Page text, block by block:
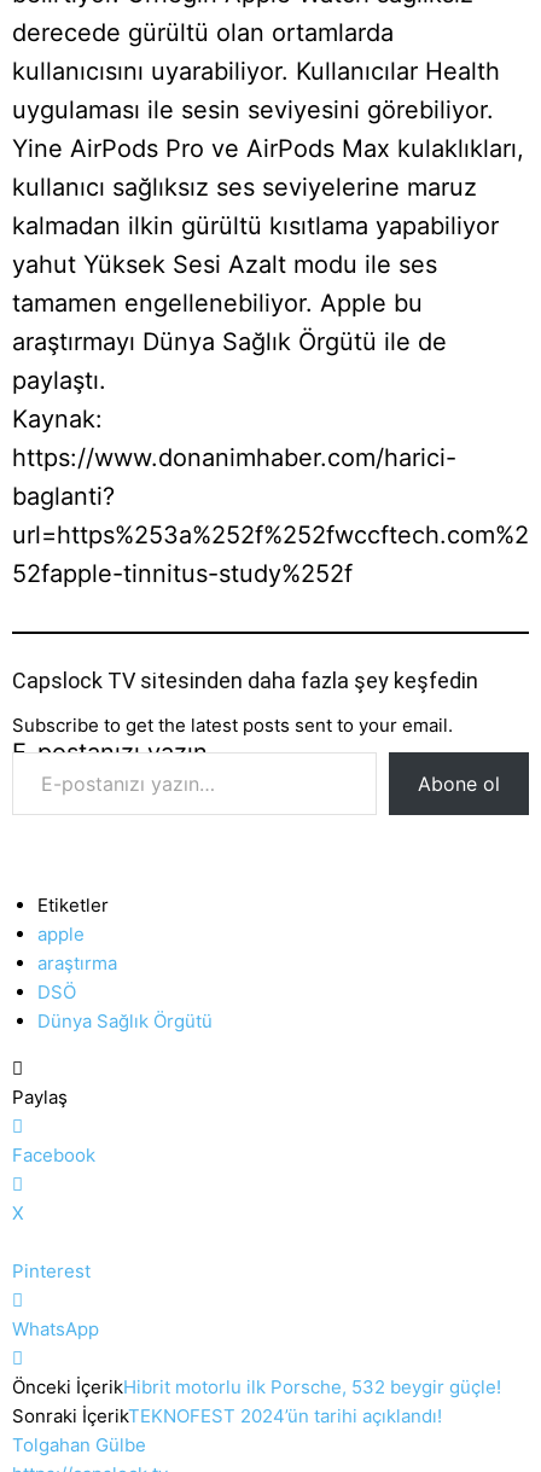
derecede gürültü olan ortamlarda
kullanıcısını uyarabiliyor. Kullanıcılar Health
uygulaması ile sesin seviyesini görebiliyor.
Yine AirPods Pro ve AirPods Max kulaklıkları,
kullanıcı sağlıksız ses seviyelerine maruz
kalmadan ilkin gürültü kısıtlama yapabiliyor
yahut Yüksek Sesi Azalt modu ile ses
tamamen engellenebiliyor. Apple bu
araştırmayı Dünya Sağlık Örgütü ile de
paylaştı.
Kaynak:
https://www.donanimhaber.com/harici-
baglanti?
url=https%253a%252f%252fwccftech.com%2
52fapple-tinnitus-study%252f
Capslock TV sitesinden daha fazla şey keşfedin
Subscribe to get the latest posts sent to your email.
E-postanızı yazın…
Abone ol
Etiketler
apple
araştırma
DSÖ
Dünya Sağlık Örgütü
Paylaş
Facebook
X
Pinterest
WhatsApp
Önceki İçerikHibrit motorlu ilk Porsche, 532 beygir güçle!
Sonraki İçerikTEKNOFEST 2024’ün tarihi açıklandı!
Tolgahan Gülbe